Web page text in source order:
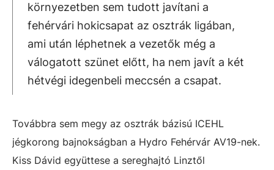
környezetben sem tudott javítani a
fehérvári hokicsapat az osztrák ligában,
ami után léphetnek a vezetők még a
válogatott szünet előtt, ha nem javít a két
hétvégi idegenbeli meccsén a csapat.
Továbbra sem megy az osztrák bázisú ICEHL
jégkorong bajnokságban a Hydro Fehérvár AV19-nek.
Kiss Dávid együttese a sereghajtó Linztől